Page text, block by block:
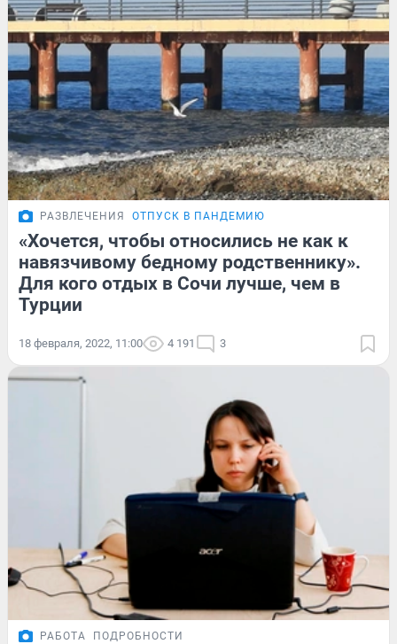
РАЗВЛЕЧЕНИЯ ОТПУСК В ПАНДЕМИЮ
«Хочется, чтобы относились не как к
навязчивому бедному родственнику».
Для кого отдых в Сочи лучше, чем в
Турции
18 февраля, 2022, 11:00 4 191 3
РАБОТА ПОДРОБНОСТИ